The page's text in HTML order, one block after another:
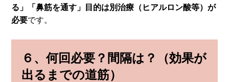
る」「鼻筋を通す」目的は別治療（ヒアルロン酸等）が
必要です。
６、何回必要？間隔は？（効果が
出るまでの道筋）